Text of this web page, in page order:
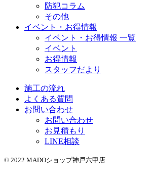
防犯コラム
その他
イベント・お得情報
イベント・お得情報 一覧
イベント
お得情報
スタッフだより
施工の流れ
よくある質問
お問い合わせ
お問い合わせ
お見積もり
LINE相談
© 2022 MADOショップ神戸六甲店